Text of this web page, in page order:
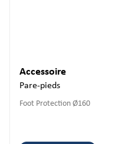
Accessoire
Pare-pieds
Foot Protection Ø160